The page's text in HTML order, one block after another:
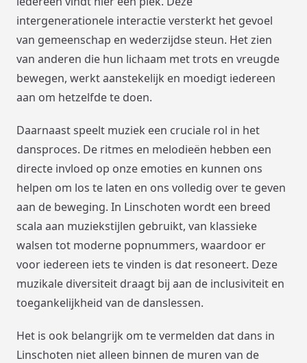
intergenerationele interactie versterkt het gevoel
van gemeenschap en wederzijdse steun. Het zien
van anderen die hun lichaam met trots en vreugde
bewegen, werkt aanstekelijk en moedigt iedereen
aan om hetzelfde te doen.
Daarnaast speelt muziek een cruciale rol in het
dansproces. De ritmes en melodieën hebben een
directe invloed op onze emoties en kunnen ons
helpen om los te laten en ons volledig over te geven
aan de beweging. In Linschoten wordt een breed
scala aan muziekstijlen gebruikt, van klassieke
walsen tot moderne popnummers, waardoor er
voor iedereen iets te vinden is dat resoneert. Deze
muzikale diversiteit draagt bij aan de inclusiviteit en
toegankelijkheid van de danslessen.
Het is ook belangrijk om te vermelden dat dans in
Linschoten niet alleen binnen de muren van de